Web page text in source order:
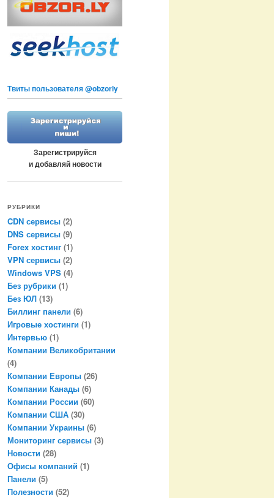
Твиты пользователя @obzorly
Зарегистрируйся
и добавляй новости
РУБРИКИ
CDN сервисы (2)
DNS сервисы (9)
Forex хостинг (1)
VPN сервисы (2)
Windows VPS (4)
Без рубрики (1)
Без ЮЛ (13)
Биллинг панели (6)
Игровые хостинги (1)
Интервью (1)
Компании Великобритании
(4)
Компании Европы (26)
Компании Канады (6)
Компании России (60)
Компании США (30)
Компании Украины (6)
Мониторинг сервисы (3)
Новости (28)
Офисы компаний (1)
Панели (5)
Полезности (52)